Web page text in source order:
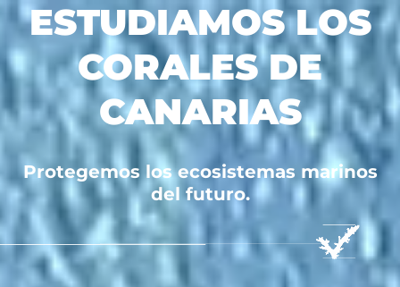
ESTUDIAMOS LOS
CORALES DE
CANARIAS
Protegemos los ecosistemas marinos
del futuro.